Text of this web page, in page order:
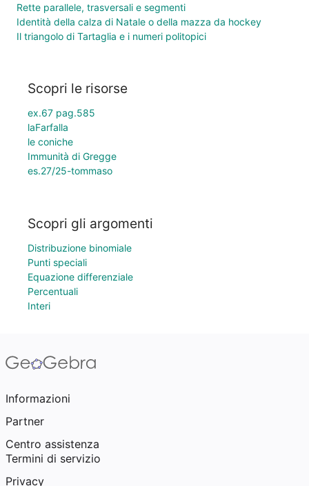
Rette parallele, trasversali e segmenti
Identità della calza di Natale o della mazza da hockey
Il triangolo di Tartaglia e i numeri politopici
Scopri le risorse
ex.67 pag.585
laFarfalla
le coniche
Immunità di Gregge
es.27/25-tommaso
Scopri gli argomenti
Distribuzione binomiale
Punti speciali
Equazione differenziale
Percentuali
Interi
Informazioni
Partner
Centro assistenza
Termini di servizio
Privacy